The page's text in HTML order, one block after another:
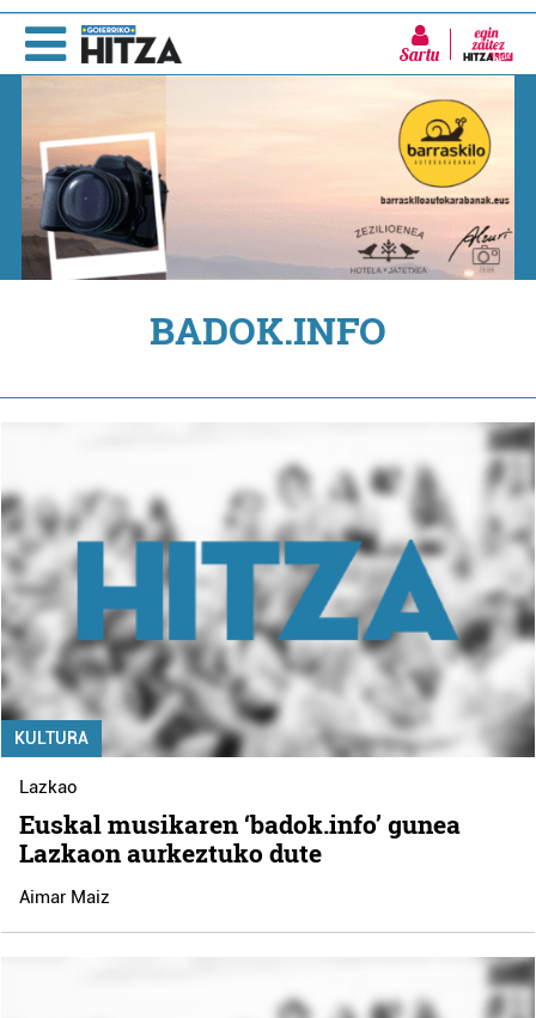
Sartu
BADOK.INFO
KULTURA
Lazkao
Euskal musikaren ‘badok.info’ gunea
Lazkaon aurkeztuko dute
Aimar Maiz